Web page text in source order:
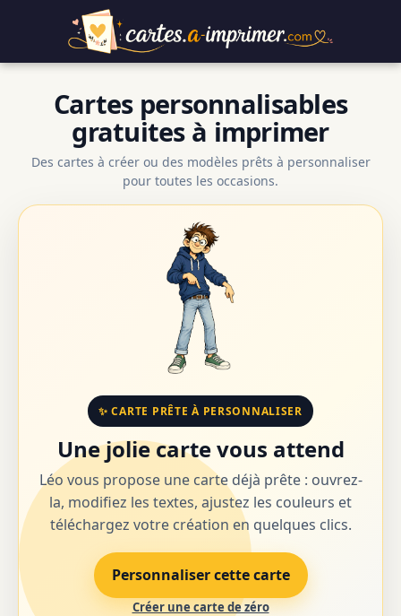
Cartes personnalisables
gratuites à imprimer
Des cartes à créer ou des modèles prêts à personnaliser
pour toutes les occasions.
✨ CARTE PRÊTE À PERSONNALISER
Une jolie carte vous attend
Léo vous propose une carte déjà prête : ouvrez-
la, modifiez les textes, ajustez les couleurs et
téléchargez votre création en quelques clics.
Personnaliser cette carte
Créer une carte de zéro